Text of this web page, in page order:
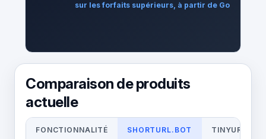
sur les forfaits supérieurs, à partir de Go
Comparaison de produits
actuelle
FONCTIONNALITÉ SHORTURL.BOT TINYURL